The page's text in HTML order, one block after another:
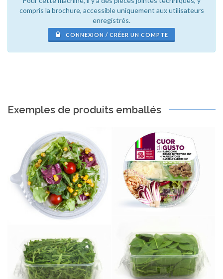
compris la brochure, accessible uniquement aux utilisateurs
enregistrés.
CONNEXION / CRÉER UN COMPTE
Exemples de produits emballés